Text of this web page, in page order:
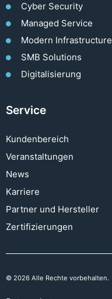
Cyber Security
Managed Service
Modern Infrastructure
SMB Solutions
Digitalisierung
Service
Kundenbereich
Veranstaltungen
News
Karriere
Partner und Hersteller
Zertifizierungen
© 2026 Alle Rechte vorbehalten.